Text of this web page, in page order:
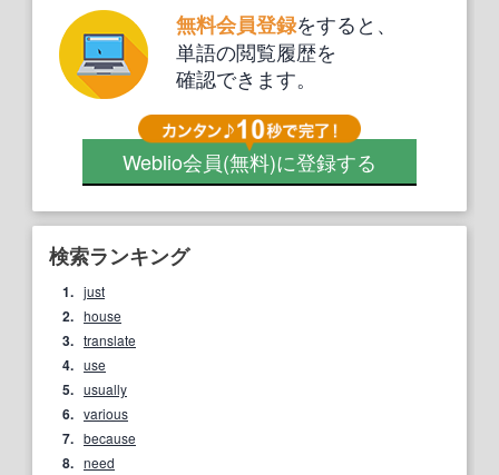
無料会員登録をすると、
単語の閲覧履歴を
確認できます。
Weblio会員(無料)に登録する
検索ランキング
1. just
2. house
3. translate
4. use
5. usually
6. various
7. because
8. need